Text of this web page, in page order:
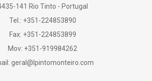
141 Rio Tinto - Portugal
Tel.: +351-224853890
Fax: +351-224853899
Mov: +351-919984262
geral@lpintomonteiro.com